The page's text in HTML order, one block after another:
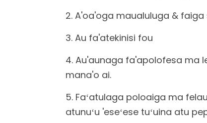
2. A'oa'oga maualuluga & faiga
3. Au fa'atekinisi fou
4. Au'aunaga fa'apolofesa ma
mana'o ai.
5. Faʻatulaga poloaiga ma
atunuʻu 'eseʻese tuʻuina atu